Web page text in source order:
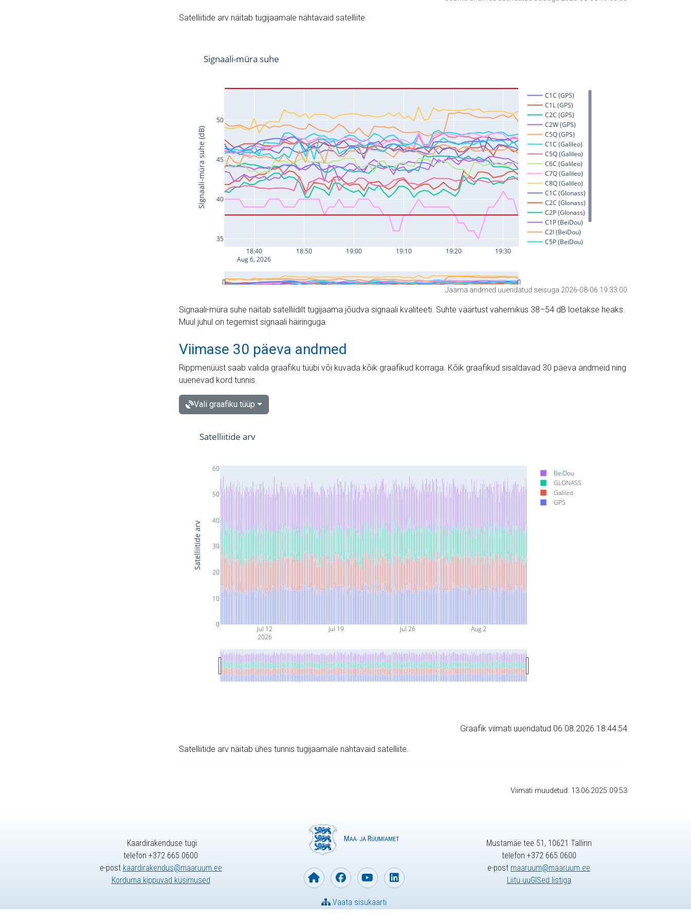
Satelliitide arv näitab tugijaamale nähtavaid satelliite.
Jaama andmed uuendatud seisuga 2026-08-06 19:33:00
Signaali-müra suhe näitab satelliidilt tugijaama jõudva signaali kvaliteeti. Suhte väärtust vahemikus 38–54 dB loetakse heaks.
Muul juhul on tegemist signaali häiringuga.
Viimase 30 päeva andmed
Rippmenüüst saab valida graafiku tüübi või kuvada kõik graafikud korraga. Kõik graafikud sisaldavad 30 päeva andmeid ning
uuenevad kord tunnis.
Vali graafiku tüüp
Jul 12
2026
Jul 19 Jul 26 Aug 2
0
10
20
30
40
50
60
BeiDou
GLONASS
Galileo
GPS
Satelliitide arv
Satelliitide arv
Graafik viimati uuendatud 06.08.2026 18:44:54
Satelliitide arv näitab ühes tunnis tugijaamale nähtavaid satelliite.
Viimati muudetud: 13.06.2025 09:53
Kaardirakenduse tugi
telefon +372 665 0600
e-post kaardirakendus@maaruum.ee
Korduma kippuvad küsimused
Vaata sisukaarti
Mustamäe tee 51, 10621 Tallinn
telefon +372 665 0600
e-post maaruum@maaruum.ee
Liitu uuGISed listiga